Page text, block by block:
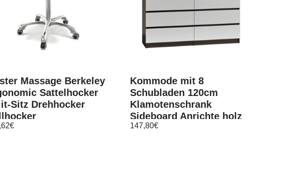
Massage Berkeley
Sattelhocker
Sitz Drehhocker
€
Kommode mit 8
Schubladen 120cm
Klamotenschrank
Sideboard Anrichte holz
wenge wei
147,80€